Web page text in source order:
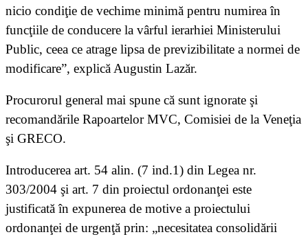
nicio condiţie de vechime minimă pentru numirea în
funcţiile de conducere la vârful ierarhiei Ministerului
Public, ceea ce atrage lipsa de previzibilitate a normei de
modificare”, explică Augustin Lazăr.
Procurorul general mai spune că sunt ignorate şi
recomandările Rapoartelor MVC, Comisiei de la Veneţia
şi GRECO.
Introducerea art. 54 alin. (7 ind.1) din Legea nr.
303/2004 şi art. 7 din proiectul ordonanţei este
justificată în expunerea de motive a proiectului
ordonanţei de urgenţă prin: „necesitatea consolidării